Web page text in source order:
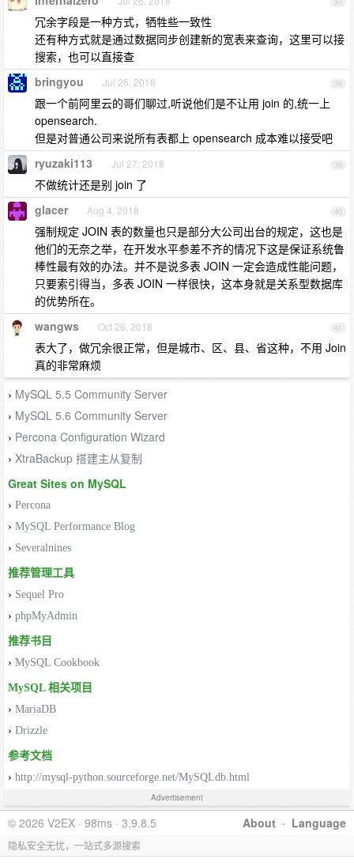
冗余字段是一种方式，牺牲些一致性
还有种方式就是通过数据同步创建新的宽表来查询，这里可以接
搜索，也可以直接查
38
bringyou Jul 26, 2018
跟一个前阿里云的哥们聊过,听说他们是不让用 join 的,统一上
opensearch.
但是对普通公司来说所有表都上 opensearch 成本难以接受吧
39
ryuzaki113 Jul 27, 2018
不做统计还是别 join 了
40
glacer Aug 4, 2018
强制规定 JOIN 表的数量也只是部分大公司出台的规定，这也是
他们的无奈之举，在开发水平参差不齐的情况下这是保证系统鲁
棒性最有效的办法。并不是说多表 JOIN 一定会造成性能问题，
只要索引得当，多表 JOIN 一样很快，这本身就是关系型数据库
的优势所在。
41
wangws Oct 26, 2018
表大了，做冗余很正常，但是城市、区、县、省这种，不用 Join
真的非常麻烦
› MySQL 5.5 Community Server
› MySQL 5.6 Community Server
› Percona Configuration Wizard
› XtraBackup 搭建主从复制
Great Sites on MySQL
› Percona
› MySQL Performance Blog
› Severalnines
推荐管理工具
› Sequel Pro
› phpMyAdmin
推荐书目
› MySQL Cookbook
MySQL 相关项目
› MariaDB
› Drizzle
参考文档
› http://mysql-python.sourceforge.net/MySQLdb.html
Advertisement
About · Language
© 2026 V2EX · 98ms · 3.9.8.5
隐私安全无忧，一站式多源搜索